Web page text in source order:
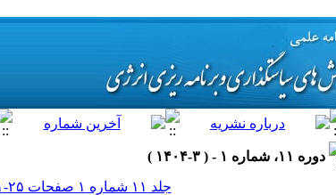
دوره ۱۱، شماره ۱ - ( ۳-۱۴۰۴ )
جلد ۱۱ شماره ۱ صفحات ۲۵-۱